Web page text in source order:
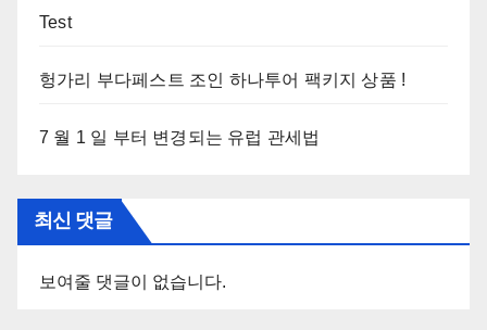
Test
헝가리 부다페스트 조인 하나투어 팩키지 상품 !
7 월 1 일 부터 변경되는 유럽 관세법
최신 댓글
보여줄 댓글이 없습니다.